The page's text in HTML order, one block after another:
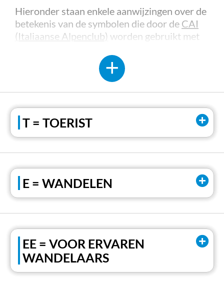
Hieronder staan enkele aanwijzingen over de
betekenis van de symbolen die door de CAI
(Italiaanse Alpenclub) worden gebruikt met
T = TOERIST
E = WANDELEN
EE = VOOR ERVAREN
WANDELAARS